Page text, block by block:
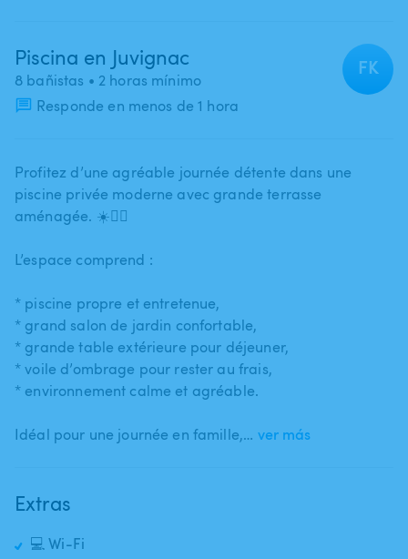
Piscina en Juvignac
8 bañistas • 2 horas mínimo
Responde en menos de 1 hora
FK
Profitez d’une agréable journée détente dans une
piscine privée moderne avec grande terrasse
aménagée. ☀️🏊‍♂️
L’espace comprend :
* piscine propre et entretenue​,​
* grand salon de jardin confortable​,​
* grande table extérieure pour déjeuner​,​
* voile d’ombrage pour rester au frais​,​
* environnement calme et agréable.
Idéal pour une journée en famille​,​… ver más
Extras
💻 Wi-Fi